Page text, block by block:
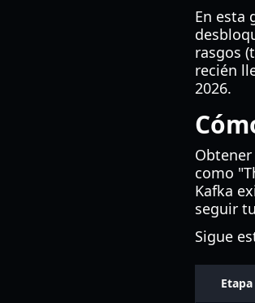
En esta
rasgos
recién
2026.
como
Kafka
seguir
Sigue
Etapa